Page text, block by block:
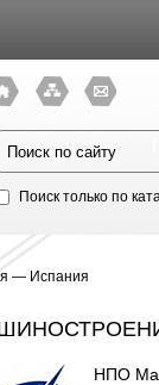
Поиск только по
— Испания
НПО